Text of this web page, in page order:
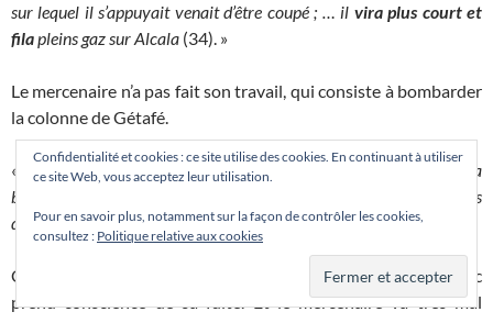
sur lequel il s’appuyait venait d’être coupé ; … il vira plus court et
filapleins gaz sur Alcala (34). »
Le mercenaire n’a pas fait son travail, qui consiste à bombarder
la colonne de Gétafé.
« ‘
Jamais vu ça même pendant la guerre,’ répétait Leclerc ( … ) la
bouche tragique et l’oeil de celui qui revient de l’enfer, partit d’un pas
de légionnaire pour le poste de commandement(35). »
C’est seulement au poste de commandement que Leclerc
prend conscience de sa fuite. Et le mercenaire va très mal
Confidentialité et cookies : ce site utilise des cookies. En continuant à utiliser
ce site Web, vous acceptez leur utilisation.
Pour en savoir plus, notamment sur la façon de contrôler les cookies,
consultez : Politique relative aux cookies